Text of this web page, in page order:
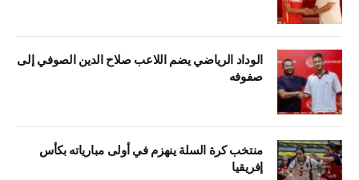
الوداد الرياضي يضم اللاعب صلاح الدين الصوفي إلى
صفوفه
منتخب كرة السلة ينهزم في أولى مبارياته بكأس
إفريقيا